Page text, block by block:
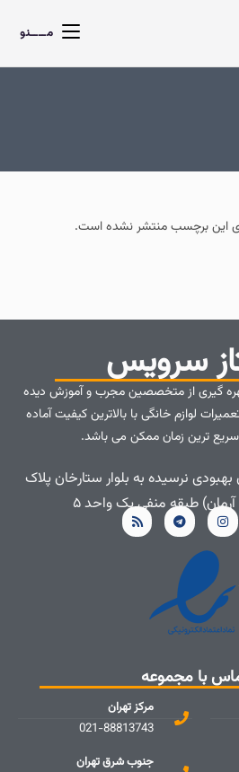
مــــنو
این برچسب منتشر نشده است.
سرویس
گیری از متخصصین مجرب و آموزش دیده
لوازم خانگی با بالاترین کیفیت آماده
ترین زمان ممکن می باشد.
بهبودی نرسیده به بلوار ستارخان پلاک
با مجموعه
مرکز تهران
021-88813743
جنوب شرق تهران